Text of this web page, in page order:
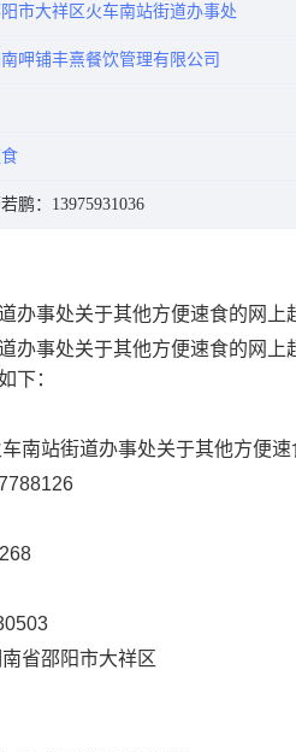
市大祥区火车南站街道办事处
呷铺丰熹餐饮管理有限公司
鹏：13975931036
办事处关于其他方便速食的网上
办事处关于其他方便速食的网上
下：
南站街道办事处关于其他方便
省邵阳市大祥区